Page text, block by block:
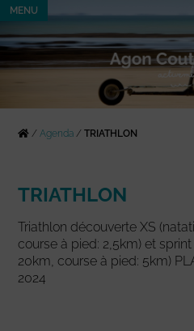
MENU
/Agenda /TRIATHLON
TRIATHLON
Triathlon découverte XS
course à pied: 2,5km) et
20km, course à pied: 5km)
2024